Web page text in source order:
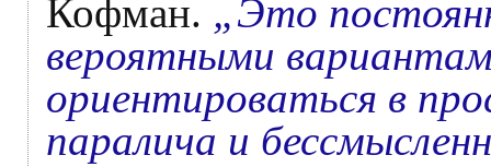
Кофман. „Это
вероятными
ориентироваться в
паралича и